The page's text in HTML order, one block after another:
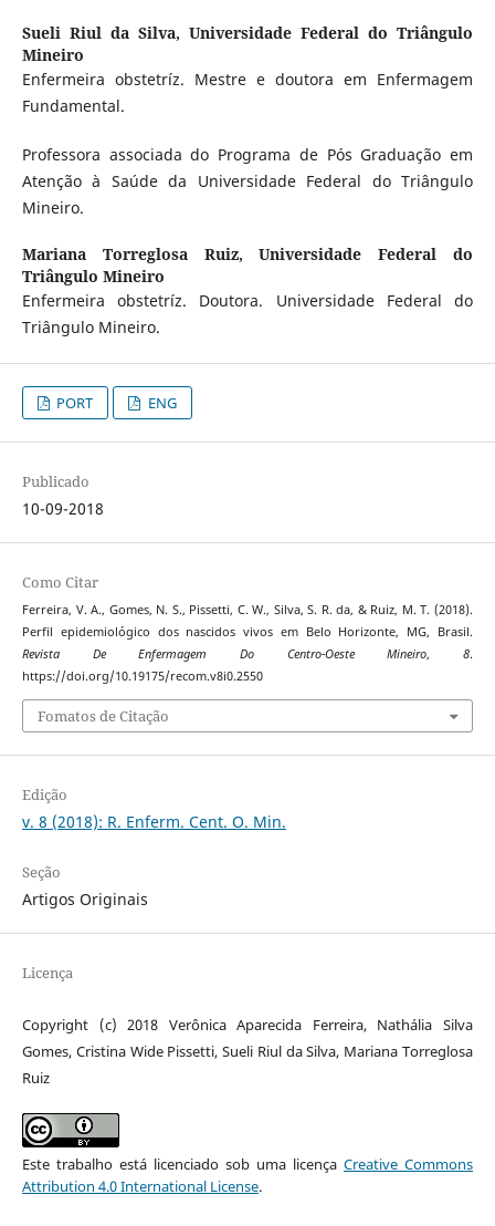
Sueli Riul da Silva,Universidade Federal do Triângulo
Mineiro
Enfermeira obstetríz. Mestre e doutora em Enfermagem
Fundamental.
Professora associada do Programa de Pós Graduação em
Atenção à Saúde da Universidade Federal do Triângulo
Mineiro.
Mariana Torreglosa Ruiz,Universidade Federal do
Triângulo Mineiro
Enfermeira obstetríz. Doutora. Universidade Federal do
Triângulo Mineiro.
PORT ENG
Publicado
10-09-2018
Como Citar
Ferreira, V. A., Gomes, N. S., Pissetti, C. W., Silva, S. R. da, & Ruiz, M. T. (2018).
Perfil epidemiológico dos nascidos vivos em Belo Horizonte, MG, Brasil.
Revista De Enfermagem Do Centro-Oeste Mineiro,8.
https://doi.org/10.19175/recom.v8i0.2550
Fomatos de Citação
Edição
v. 8 (2018): R. Enferm. Cent. O. Min.
Seção
Artigos Originais
Licença
Copyright (c) 2018 Verônica Aparecida Ferreira, Nathália Silva
Gomes, Cristina Wide Pissetti, Sueli Riul da Silva, Mariana Torreglosa
Ruiz
Este trabalho está licenciado sob uma licençaCreative Commons
Attribution 4.0 International License.